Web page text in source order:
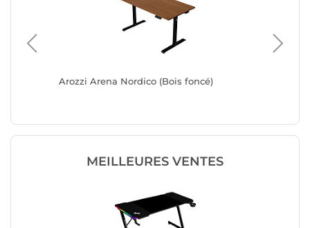
Arozzi Arena Nordico (Bois foncé)
MEILLEURES VENTES